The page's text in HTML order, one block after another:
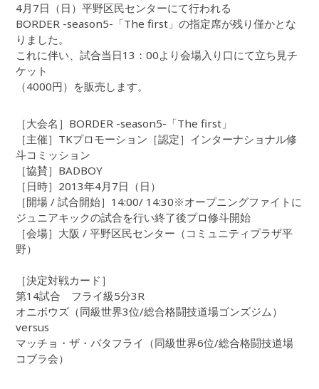
4月7日（日）平野区民センターにて行われる
BORDER -season5-「The first」の指定席が残り僅かとな
りました。
これに伴い、試合当日13：00より会場入り口にて立ち見チ
ケット
（4000円）を販売します。
［大会名］BORDER -season5-「The first」
［主催］TKプロモーション［認定］インターナショナル修
斗コミッション
［協賛］BADBOY
［日時］2013年4月7日（日）
［開場 / 試合開始］14:00/ 14:30※オープニングファイトに
ジュニアキックの試合を行い終了後プロ修斗開始
［会場］大阪 / 平野区民センター（コミュニティプラザ平
野）
［決定対戦カード］
第14試合 フライ級5分3R
オニボウズ（同級世界3位/総合格闘技道場ゴンズジム）
versus
マッチョ・ザ・バタフライ（同級世界6位/総合格闘技道場
コブラ会）